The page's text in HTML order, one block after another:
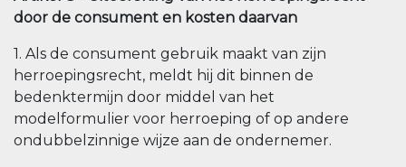
door de consument en kosten daarvan
1. Als de consument gebruik maakt van zijn
herroepingsrecht, meldt hij dit binnen de
bedenktermijn door middel van het
modelformulier voor herroeping of op andere
ondubbelzinnige wijze aan de ondernemer.